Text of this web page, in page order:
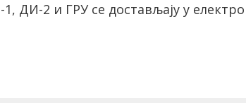
ДИ-2 и ГРУ се достављају у